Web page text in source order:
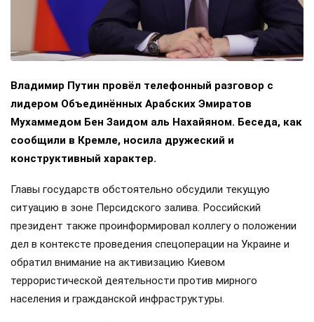
Владимир Путин провёл телефонный разговор с
лидером Объединённых Арабских Эмиратов
Мухаммедом Бен Заидом аль Нахайяном. Беседа, как
сообщили в Кремле, носила дружеский и
конструктивный характер.
Главы государств обстоятельно обсудили текущую
ситуацию в зоне Персидского залива. Российский
президент также проинформировал коллегу о положении
дел в контексте проведения спецоперации на Украине и
обратил внимание на активизацию Киевом
террористической деятельности против мирного
населения и гражданской инфраструктуры.